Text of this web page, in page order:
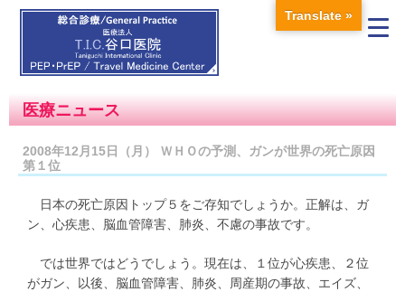
医療ニュース
2008年12月15日（月） ＷＨＯの予測、ガンが世界の死亡原因
第１位
日本の死亡原因トップ５をご存知でしょうか。正解は、ガ
ン、心疾患、脳血管障害、肺炎、不慮の事故です。
では世界ではどうでしょう。現在は、１位が心疾患、２位
がガン、以後、脳血管障害、肺炎、周産期の事故、エイズ、
Translate »